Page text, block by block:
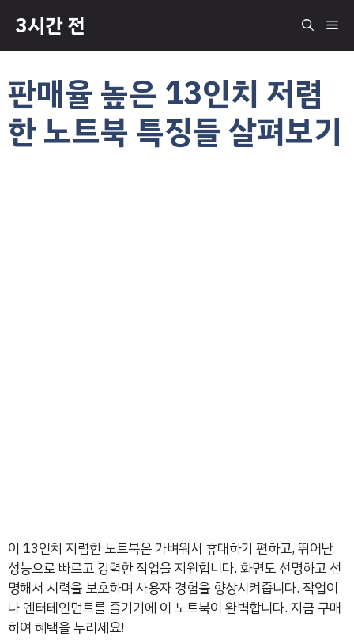
츠
건
뛰
3시간 전 메
판매율 높은 13인치 저렴
한 노트북 특징들 살펴보기
이 13인치 저렴한 노트북은 가벼워서 휴대하기 편하고, 뛰어난
성능으로 빠르고 강력한 작업을 지원합니다. 화면도 선명하고 선
명해서 시력을 보호하며 사용자 경험을 향상시켜줍니다. 작업이
나 엔터테인먼트를 즐기기에 이 노트북이 완벽합니다. 지금 구매
하여 혜택을 누리세요!